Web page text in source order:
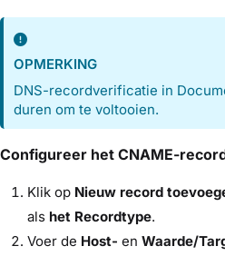
OPMERKING
DNS-recordverificatie in
duren om te voltooien.
Configureer het CNAME-
Klik op Nieuw record
als het Recordtype.
Voer de Host- en Waarde/